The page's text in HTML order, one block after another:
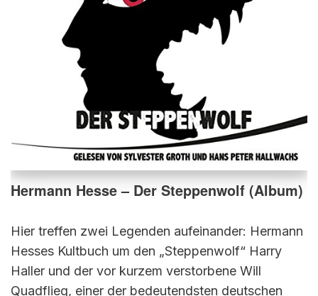
Hermann Hesse – Der Steppenwolf (Album)
Hier treffen zwei Legenden aufeinander: Hermann
Hesses Kultbuch um den „Steppenwolf“ Harry
Haller und der vor kurzem verstorbene Will
Quadflieg, einer der bedeutendsten deutschen